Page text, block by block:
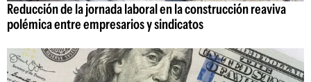
Reducción de la jornada laboral en la construcción reaviva
polémica entre empresarios y sindicatos